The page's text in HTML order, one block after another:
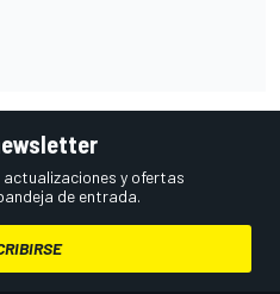
y ofertas
de entrada.